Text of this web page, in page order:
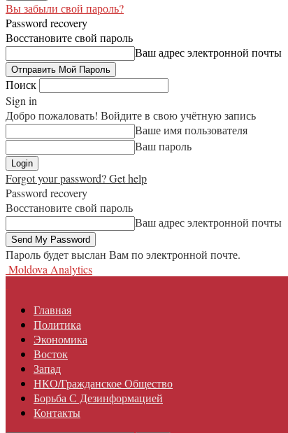
Вы забыли свой пароль?
Password recovery
Восстановите свой пароль
Ваш адрес электронной почты
Поиск
Sign in
Добро пожаловать! Войдите в свою учётную запись
Ваше имя пользователя
Ваш пароль
Forgot your password? Get help
Password recovery
Восстановите свой пароль
Ваш адрес электронной почты
Пароль будет выслан Вам по электронной почте.
Moldova Analytics
Главная
Политика
Экономика
Восток
Запад
НКО/гражданское Общество
Борьба С Дезинформацией
Контакты